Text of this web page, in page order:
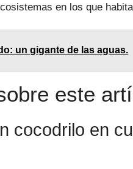
en los que
un gigante de las aguas.
este
cocodrilo en